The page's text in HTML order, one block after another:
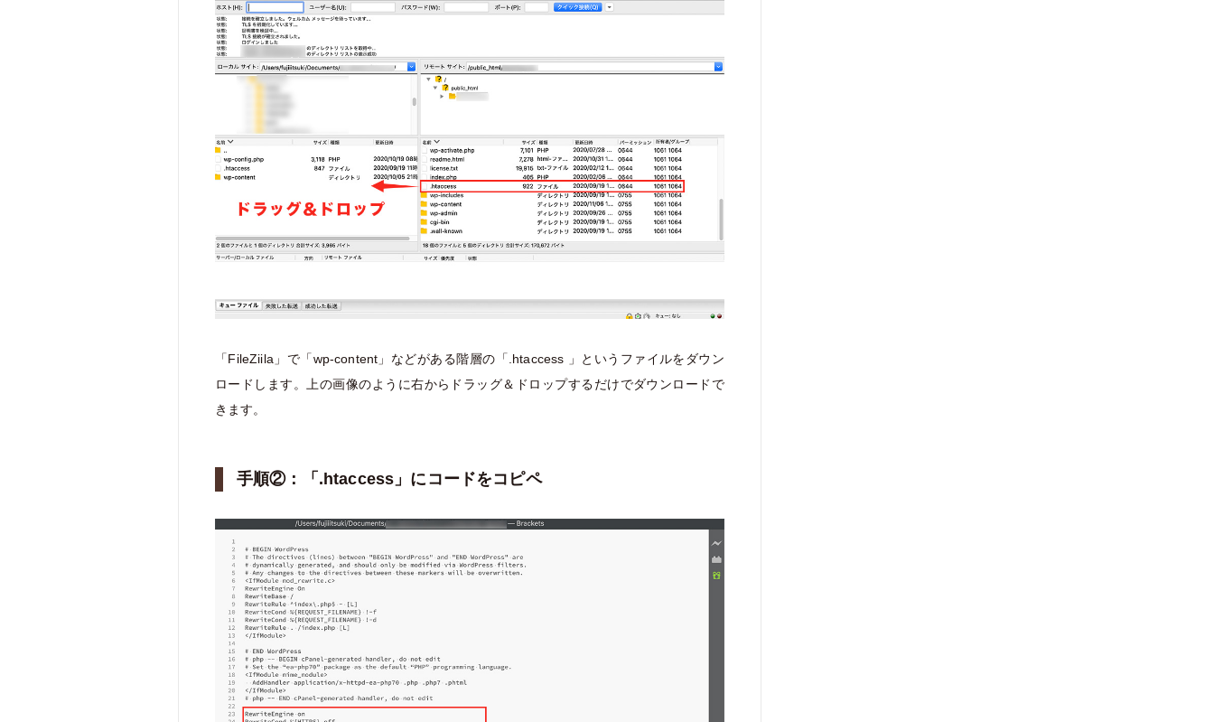
「FileZiila」で「wp-content」などがある階層の「.htaccess 」というファイルをダウン
ロードします。上の画像のように右からドラッグ＆ドロップするだけでダウンロードで
きます。
手順②：「.htaccess」にコードをコピペ